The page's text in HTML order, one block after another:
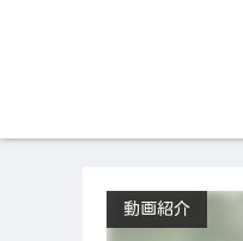
動画紹介